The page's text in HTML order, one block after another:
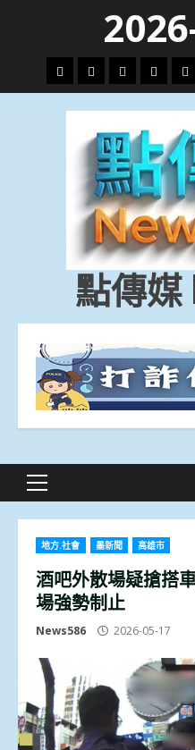
content頭
條
財
經
地
方.
會
文
教.
技
專
點傳媒
Primary
地方.社會 墨新聞 高雄市
酒吧外散場疑搶搭
場強勢制止
News586 2026-05-17